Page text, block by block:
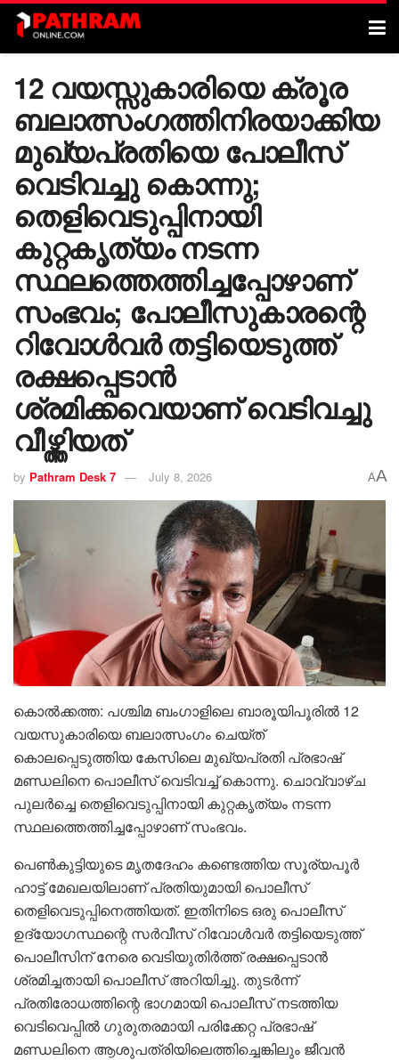
12 വയസ്സുകാരിയെ ക്രൂര
ബലാത്സം​ഗത്തിനിരയാക്കിയ
മുഖ്യപ്രതിയെ പോലീസ്
വെടിവച്ചു കൊന്നു;
തെളിവെടുപ്പിനായി
കുറ്റകൃത്യം നടന്ന
സ്ഥലത്തെത്തിച്ചപ്പോഴാണ്
സംഭവം; പോലീസുകാരന്റെ
റിവോൾവർ തട്ടിയെടുത്ത്
രക്ഷപ്പെടാൻ
ശ്രമിക്കവെയാണ് വെടിവച്ചു
വീഴ്ത്തിയത്
by Pathram Desk 7 July 8, 2026 AA
കൊൽക്കത്ത: പശ്ചിമ ബംഗാളിലെ ബാരൂയിപൂരിൽ 12
വയസുകാരിയെ ബലാത്സംഗം ചെയ്ത്
കൊലപ്പെടുത്തിയ കേസിലെ മുഖ്യപ്രതി പ്രഭാഷ്
മണ്ഡലിനെ പൊലീസ് വെടിവച്ച് കൊന്നു. ചൊവ്വാഴ്ച
പുലർച്ചെ തെളിവെടുപ്പിനായി കുറ്റകൃത്യം നടന്ന
സ്ഥലത്തെത്തിച്ചപ്പോഴാണ് സംഭവം.
പെൺകുട്ടിയുടെ മൃതദേഹം കണ്ടെത്തിയ സൂര്യപൂർ
ഹാട്ട് മേഖലയിലാണ് പ്രതിയുമായി പൊലീസ്
തെളിവെടുപ്പിനെത്തിയത്. ഇതിനിടെ ഒരു പൊലീസ്
ഉദ്യോഗസ്ഥന്റെ സർവീസ് റിവോൾവർ തട്ടിയെടുത്ത്
പൊലീസിന് നേരെ വെടിയുതിർത്ത് രക്ഷപ്പെടാൻ
ശ്രമിച്ചതായി പൊലീസ് അറിയിച്ചു. തുടർന്ന്
പ്രതിരോധത്തിന്റെ ഭാഗമായി പൊലീസ് നടത്തിയ
വെടിവെപ്പിൽ ഗുരുതരമായി പരിക്കേറ്റ പ്രഭാഷ്
മണ്ഡലിനെ ആശുപത്രിയിലെത്തിച്ചെങ്കിലും ജീവൻ